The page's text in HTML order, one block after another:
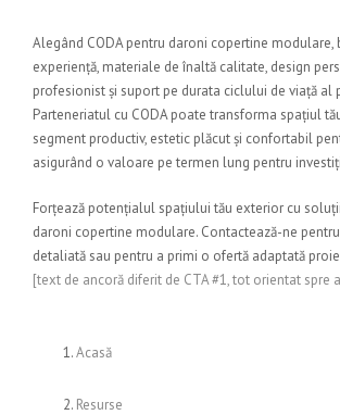
Alegând CODA pentru daroni copertine modulare,
experiență, materiale de înaltă calitate, design
profesionist și suport pe durata ciclului de viață al
Parteneriatul cu CODA poate transforma spațiul
segment productiv, estetic plăcut și confortabil
asigurând o valoare pe termen lung pentru
Forțează potențialul spațiului tău exterior cu
daroni copertine modulare. Contactează-ne
detaliată sau pentru a primi o ofertă adaptată
[text de ancoră diferit de CTA #1, tot orientat spre
Acasă
Resurse